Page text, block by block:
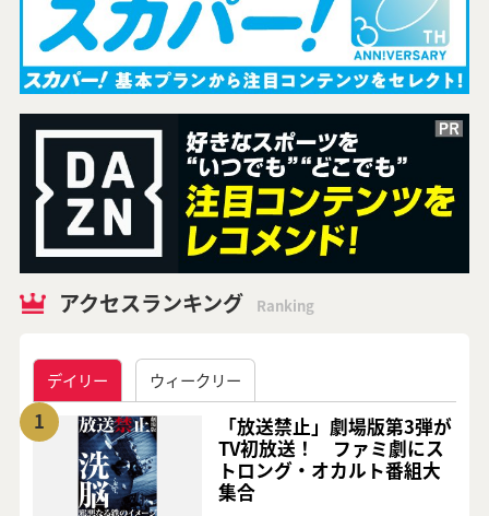
アクセスランキング Ranking
デイリー ウィークリー
1
「放送禁止」劇場版第3弾が
TV初放送！ ファミ劇にス
トロング・オカルト番組大
集合